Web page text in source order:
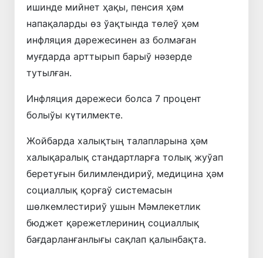
ишинде мийнет ҳақы, пенсия ҳәм
напақаларды өз ўақтында төлеў ҳәм
инфляция дәрежесинен аз болмаған
муғдарда арттырып барыў нәзерде
тутылған.
Инфляция дәрежеси болса 7 процент
болыўы күтилмекте.
Жойбарда халықтың талапларына ҳәм
халықаралық стандартларға толық жуўап
беретуғын билимлендириў, медицина ҳәм
социаллық қорғаў системасын
шөлкемлестириў ушын Мәмлекетлик
бюджет қәрежетлериниң социаллық
бағдарланғанлығы сақлап қалынбақта.